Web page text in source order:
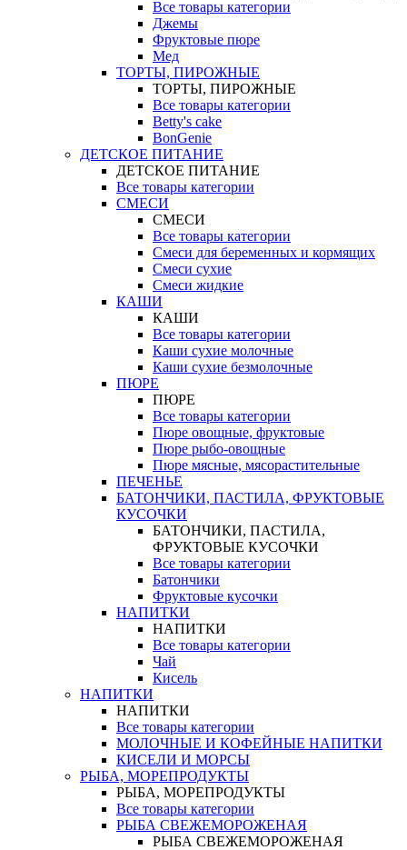
Все товары категории
Джемы
Фруктовые пюре
Мед
ТОРТЫ, ПИРОЖНЫЕ
ТОРТЫ, ПИРОЖНЫЕ
Все товары категории
Betty's cake
BonGenie
ДЕТСКОЕ ПИТАНИЕ
ДЕТСКОЕ ПИТАНИЕ
Все товары категории
СМЕСИ
СМЕСИ
Все товары категории
Смеси для беременных и кормящих
Смеси сухие
Смеси жидкие
КАШИ
КАШИ
Все товары категории
Каши сухие молочные
Каши сухие безмолочные
ПЮРЕ
ПЮРЕ
Все товары категории
Пюре овощные, фруктовые
Пюре рыбо-овощные
Пюре мясные, мясорастительные
ПЕЧЕНЬЕ
БАТОНЧИКИ, ПАСТИЛА, ФРУКТОВЫЕ
КУСОЧКИ
БАТОНЧИКИ, ПАСТИЛА,
ФРУКТОВЫЕ КУСОЧКИ
Все товары категории
Батончики
Фруктовые кусочки
НАПИТКИ
НАПИТКИ
Все товары категории
Чай
Кисель
НАПИТКИ
НАПИТКИ
Все товары категории
МОЛОЧНЫЕ И КОФЕЙНЫЕ НАПИТКИ
КИСЕЛИ И МОРСЫ
РЫБА, МОРЕПРОДУКТЫ
РЫБА, МОРЕПРОДУКТЫ
Все товары категории
РЫБА СВЕЖЕМОРОЖЕНАЯ
РЫБА СВЕЖЕМОРОЖЕНАЯ